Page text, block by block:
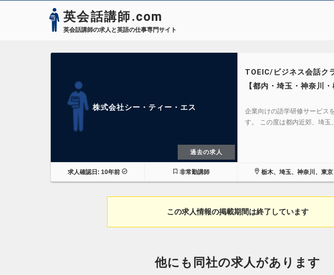
英会話講師.com
英会話講師の求人と英語の仕事専門サイト
株式会社シー・ティー・エス
過去の求人
TOEIC/ビジネス会話ク
【都内・埼玉・神奈川・
企業向けの語学研修サービス
す。 この度は都内近郊、埼
求人確認日: 10年前 非常勤講師 栃木、埼玉、神奈川、東京
この求人情報の掲載期間は終了しています
他にも同社の求人があります